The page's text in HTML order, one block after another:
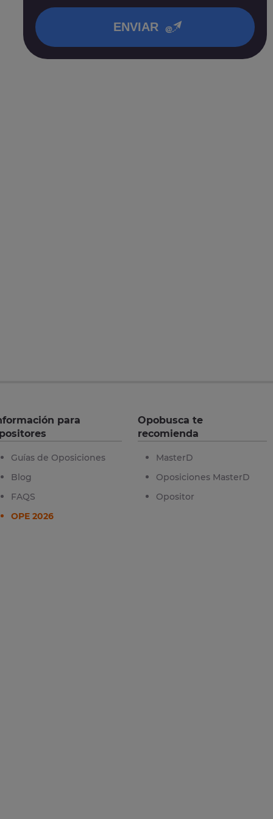
ENVIAR
para
Guías de Oposiciones
Blog
FAQS
OPE 2026
Opobusca te
recomienda
MasterD
Oposiciones MasterD
Opositor